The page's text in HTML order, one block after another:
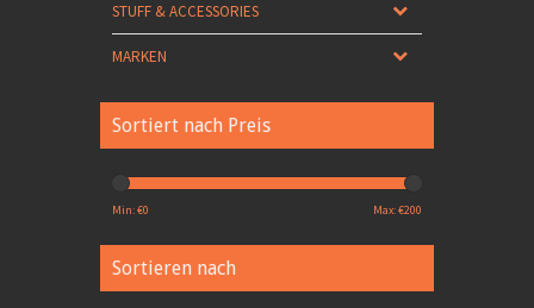
STUFF & ACCESSORIES
MARKEN
Sortiert nach Preis
Min: €0 Max: €200
Sortieren nach